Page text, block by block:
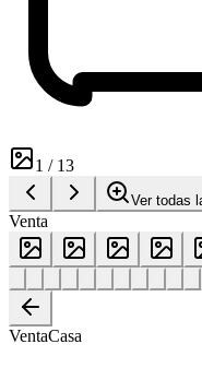
1 / 13
Ver todas
Venta
VentaCasa